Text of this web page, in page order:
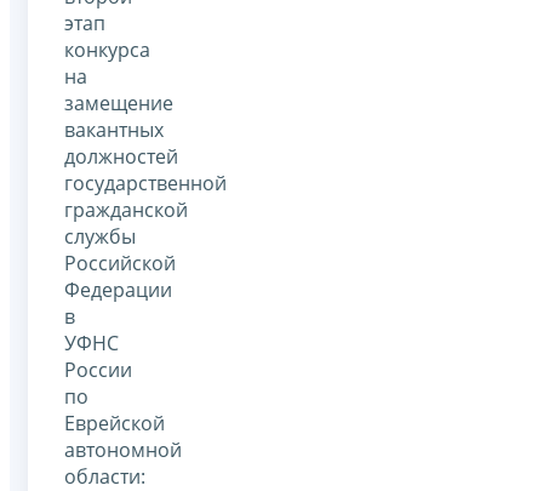
этап
конкурса
на
замещение
вакантных
должностей
государственной
гражданской
службы
Российской
Федерации
в
УФНС
России
по
Еврейской
автономной
области: